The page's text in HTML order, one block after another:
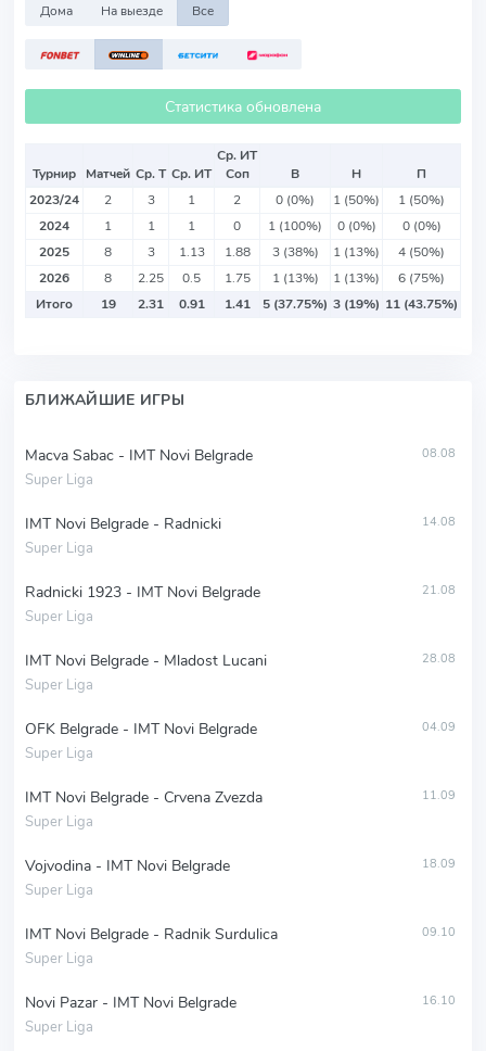
Дома На выезде Все
Статистика обновлена
Турнир Матчей Ср. Т Ср. ИТ
Ср. ИТ
Соп
В Н
П
2023/24
2 3 1 2 0 (0%) 1 (50%)
1 (50%)
2024
1 1 1 0 1 (100%) 0 (0%)
0 (0%)
2025
8 3 1.13 1.88 3 (38%) 1 (13%)
4 (50%)
2026
8 2.25 0.5 1.75 1 (13%) 1 (13%)
6 (75%)
Итого
19 2.31 0.91 1.41 5 (37.75%) 3 (19%) 11 (43.75%)
БЛИЖАЙШИЕ ИГРЫ
Macva Sabac - IMT Novi Belgrade
Super Liga
08.08
IMT Novi Belgrade - Radnicki
Super Liga
14.08
Radnicki 1923 - IMT Novi Belgrade
Super Liga
21.08
IMT Novi Belgrade - Mladost Lucani
Super Liga
28.08
OFK Belgrade - IMT Novi Belgrade
Super Liga
04.09
IMT Novi Belgrade - Crvena Zvezda
Super Liga
11.09
Vojvodina - IMT Novi Belgrade
Super Liga
18.09
IMT Novi Belgrade - Radnik Surdulica
Super Liga
09.10
Novi Pazar - IMT Novi Belgrade
Super Liga
16.10